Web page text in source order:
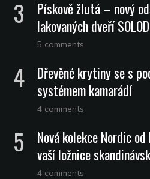
Pískově žlutá – nový
lakovaných dveří
5 comments
Dřevěné krytiny se s
systémem kamarádí
4 comments
Nová kolekce Nordic
vaší ložnice
4 comments